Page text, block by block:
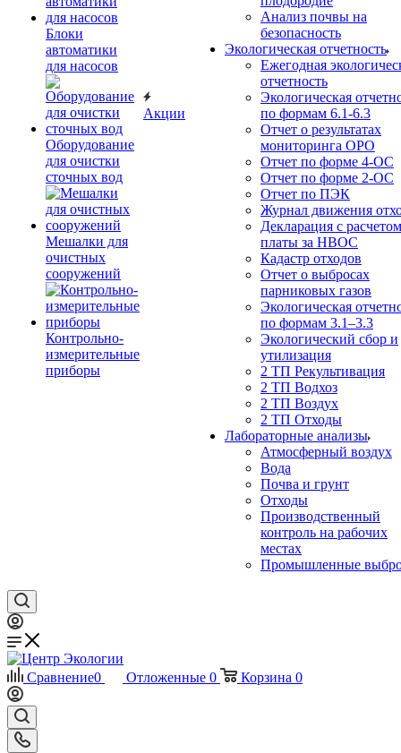
Блоки
автоматики
для насосов
Оборудование
для очистки
сточных вод
Мешалки для
очистных
сооружений
Контрольно-
измерительные
приборы
Акции
Анализ почвы на
безопасность
Экологическая отчетность
Ежегодная
отчетность
Экологическая
по формам 6.1-6.3
Отчет о результатах
мониторинга ОРО
Отчет по форме 4-ОС
Отчет по форме 2-ОС
Отчет по ПЭК
Журнал движения
Декларация с расчетом
платы за НВОС
Кадастр отходов
Отчет о выбросах
парниковых газов
Экологическая
по формам 3.1–3.3
Экологический сбор и
утилизация
2 ТП Рекультивация
2 ТП Водхоз
2 ТП Воздух
2 ТП Отходы
Лабораторные анализы
Атмосферный воздух
Вода
Почва и грунт
Отходы
Производственный
контроль на рабочих
местах
Промышленные
Сравнение0 Отложенные 0 Корзина 0